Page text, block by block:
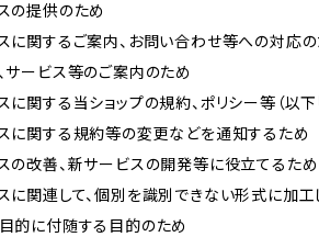
の提供のため
スに関するご案内、お問い合わせ等への対応
サービス等のご案内のため
スに関する当ショップの規約、ポリシー等（
スに関する規約等の変更などを通知するため
スの改善、新サービスの開発等に役立てるため
スに関連して、個別を識別できない形式に加
目的に付随する目的のため